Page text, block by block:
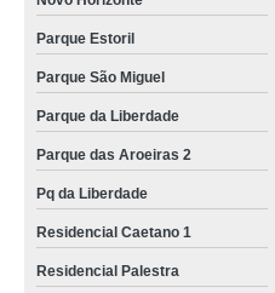
Parque Estoril
Parque São Miguel
Parque da Liberdade
Parque das Aroeiras 2
Pq da Liberdade
Residencial Caetano 1
Residencial Palestra